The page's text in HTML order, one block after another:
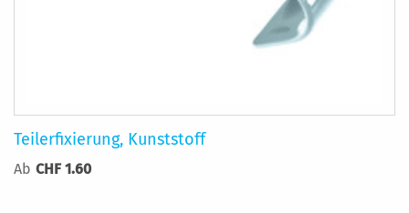
Teilerfixierung, Kunststoff
Ab CHF 1.60